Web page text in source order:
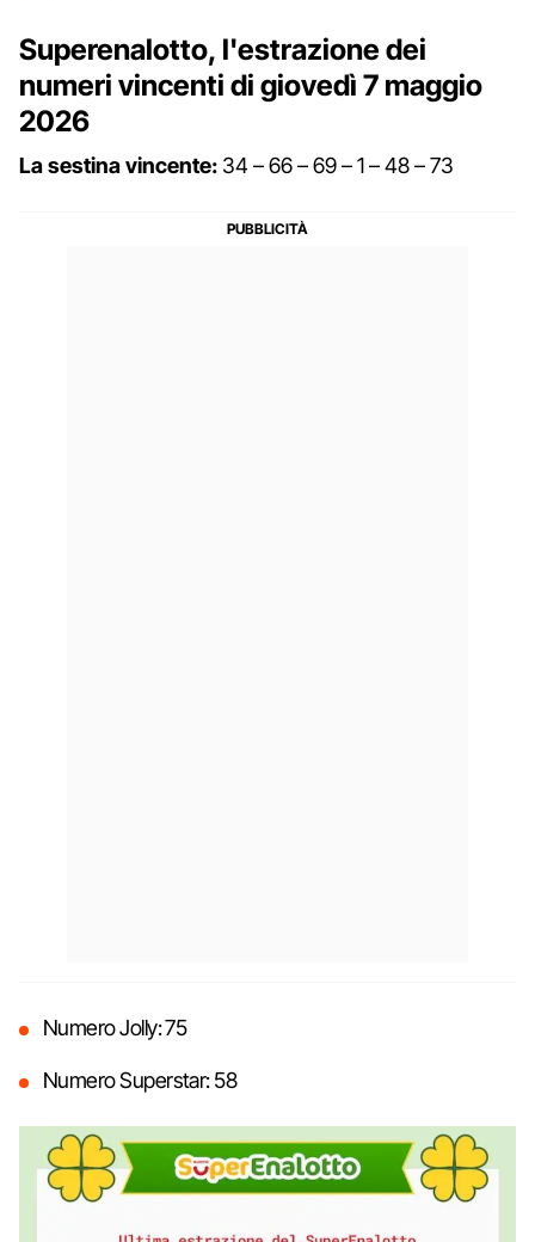
Superenalotto, l'estrazione dei
numeri vincenti di giovedì 7 maggio
2026
La sestina vincente: 34 – 66 – 69 – 1 – 48 – 73
Numero Jolly: 75
Numero Superstar: 58